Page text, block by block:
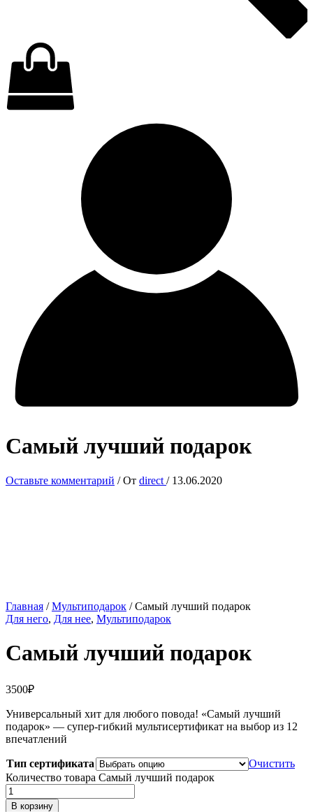
Самый лучший подарок
Оставьте комментарий / От direct / 13.06.2020
Главная /Мультиподарок / Самый лучший подарок
Для него, Для нее, Мультиподарок
Самый лучший подарок
3500₽
Универсальный хит для любого повода! «Самый лучший
подарок» — супер-гибкий мультисертификат на выбор из 12
впечатлений
Тип сертификата
Очистить
Количество товара Самый лучший подарок
В корзину